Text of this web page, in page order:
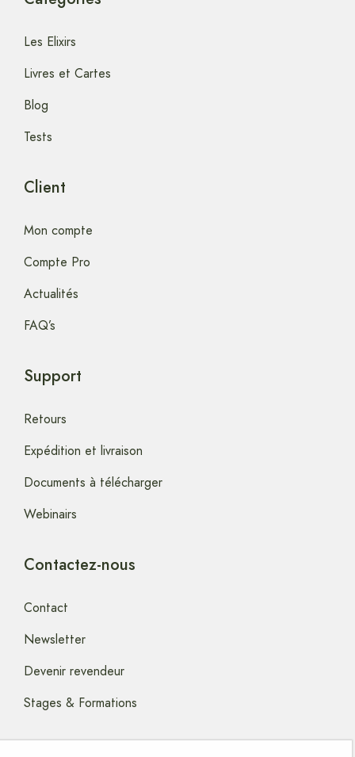
Les Elixirs
Livres et Cartes
Blog
Tests
Client
Mon compte
Compte Pro
Actualités
FAQ’s
Support
Retours
Expédition et livraison
Documents à télécharger
Webinairs
Contactez-nous
Contact
Newsletter
Devenir revendeur
Stages & Formations